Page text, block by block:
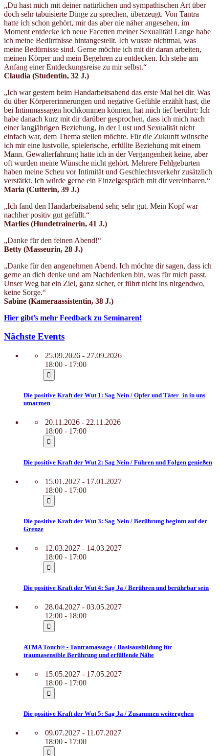
„Du hast mich mit deiner natürlichen und sympathischen Art über
doch sehr tabuisierte Dinge zu sprechen, überzeugt. Von Tantra
hatte ich schon gehört, mir das aber nie näher angesehen, im
Moment entdecke ich neue Facetten meiner Sexualität! Lange habe
ich meine Bedürfnisse hintangestellt. Ich wusste nichtmal, was
meine Bedürnisse sind. Gerne möchte ich mit dir daran arbeiten,
meinen Körper und mein Begehren zu entdecken. Ich stehe am
Anfang einer Entdeckungsreise zu mir selbst.“
Claudia (Studentin, 32 J.)
„Ich war gestern beim Handarbeitsabend das erste Mal bei dir. Was
du über Körpererinnerungen und negative Gefühle erzählt hast, die
bei Intimmassagen hochkommen können, hat mich tief berührt: Ich
habe danach kurz mit dir darüber gesprochen, dass ich mich nach
einer langjährigen Beziehung, in der Lust und Sexualität nicht
einfach war, dem Thema stellen möchte. Für die Zukunft wünsche
ich mir eine lustvolle, spielerische, erfüllte Beziehung mit einem
Mann. Gewalterfahrung hatte ich in der Vergangenheit keine, aber
oft wurden meine Wünsche nicht gehört. Mehrere Fehlgeburten
haben meine Scheu vor Intimität und Geschlechtsverkehr zusätzlich
verstärkt. Ich würde gerne ein Einzelgespräch mit dir vereinbaren.“
Maria (Cutterin, 39 J.)
„Ich fand den Handarbeitsabend sehr, sehr gut. Mein Kopf war
nachher positiv gut gefüllt.“
Marlies (Hundetrainerin, 41 J.)
„Danke für den feinen Abend!“
Betty (Masseurin, 28 J.)
„Danke für den angenehmen Abend. Ich möchte dir sagen, dass ich
gerne an dich denke und am Nachdenken bin, was für mich passt.
Unser Weg hat ein Ziel, ganz sicher, er führt nicht ins nirgendwo,
keine Sorge.“
Sabine (Kameraassistentin, 38 J.)
Hier gibt’s mehr Feedback zu Seminaren!
Nächste Events
25.09.2026 - 27.09.2026
18:00 - 17:00
Die positive Kraft der Wut 1: Sag Nein / Opfer und Täter_in in uns
umarmen
20.11.2026 - 22.11.2026
18:00 - 17:00
Die positive Kraft der Wut 2: Sag Nein / Führen und Folgen genießen
15.01.2027 - 17.01.2027
18:00 - 17:00
Die positive Kraft der Wut 3: Sag Nein / Berührung beginnt auf der
Grenze
12.03.2027 - 14.03.2027
18:00 - 17:00
Die positive Kraft der Wut 4: Sag Ja / Berühren und berührbar sein
28.04.2027 - 03.05.2027
12:00 - 18:00
ATMA Touch® - Tantramassage / Basisausbildung für
traumasensible Berührung und erfüllende Nähe
15.05.2027 - 17.05.2027
18:00 - 17:00
Die positive Kraft der Wut 5: Sag Ja / Zusammen weitergehen
09.07.2027 - 11.07.2027
18:00 - 17:00